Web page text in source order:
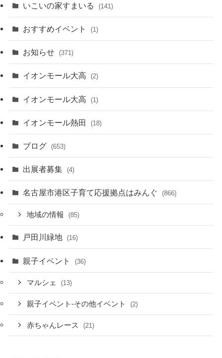
いこいの家すまいる (141)
おすすめイベント (1)
お知らせ (371)
イオンモール大高 (2)
イオンモール大高 (1)
イオンモール熱田 (18)
ブログ (653)
出展者募集 (4)
名古屋市港区子育て応援拠点はみんぐ (866)
地域の情報 (85)
戸田川緑地 (16)
親子イベント (36)
マルシェ (13)
親子イベント-その他イベント (2)
赤ちゃんレース (21)